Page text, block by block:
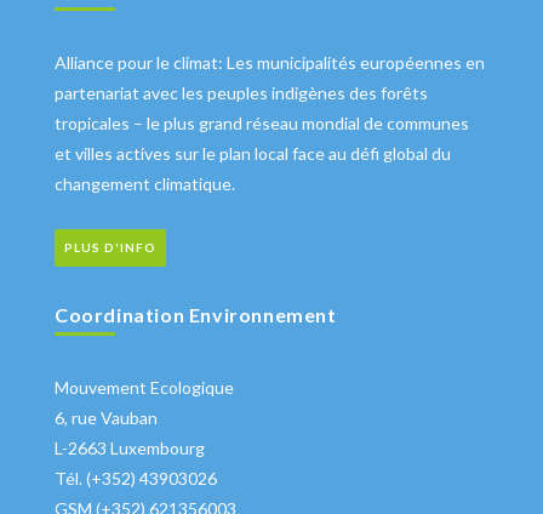
Alliance pour le climat: Les municipalités européennes en
partenariat avec les peuples indigènes des forêts
tropicales – le plus grand réseau mondial de communes
et villes actives sur le plan local face au défi global du
changement climatique.
PLUS D'INFO
Coordination Environnement
Mouvement Ecologique
6, rue Vauban
L-2663 Luxembourg
Tél. (+352) 43903026
GSM (+352) 621356003